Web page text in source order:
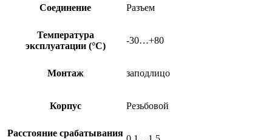
Соединение Разъем
Температура
эксплуатации (°C)
-30…+80
Монтаж заподлицо
Корпус Резьбовой
Расстояние срабатывания